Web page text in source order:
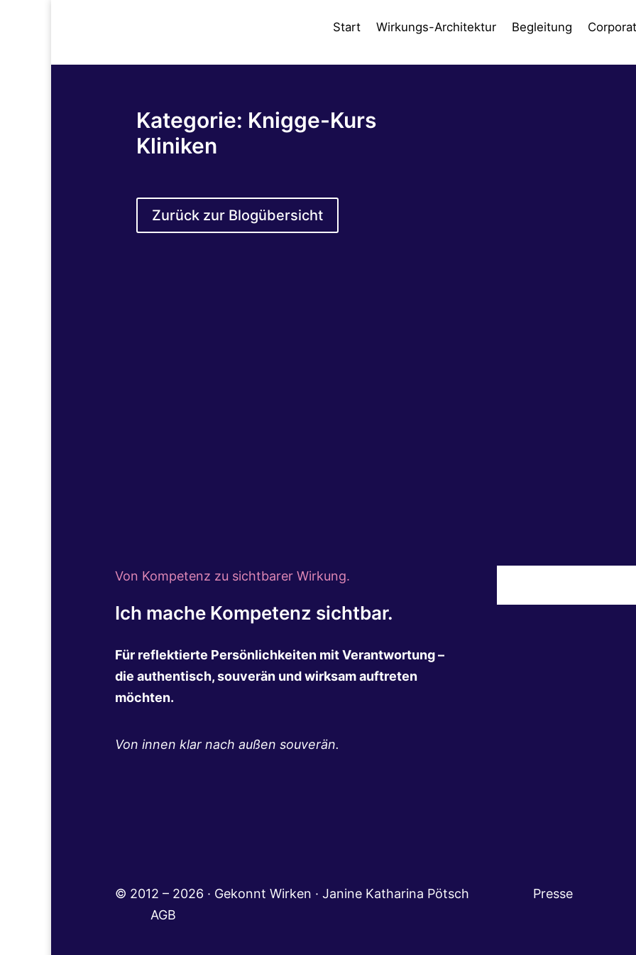
Start Wirkungs-Architektur Begleitung
Kategorie: Knigge-Kurs
Kliniken
Zurück zur Blogübersicht
Von Kompetenz zu sichtbarer Wirkung.
Ich mache Kompetenz sichtbar.
Für reflektierte Persönlichkeiten mit Verantwortung –
die authentisch, souverän und wirksam auftreten
möchten.
Von innen klar nach außen souverän.
© 2012 – 2026 · Gekonnt Wirken · Janine Katharina Pötsch Presse
AGB